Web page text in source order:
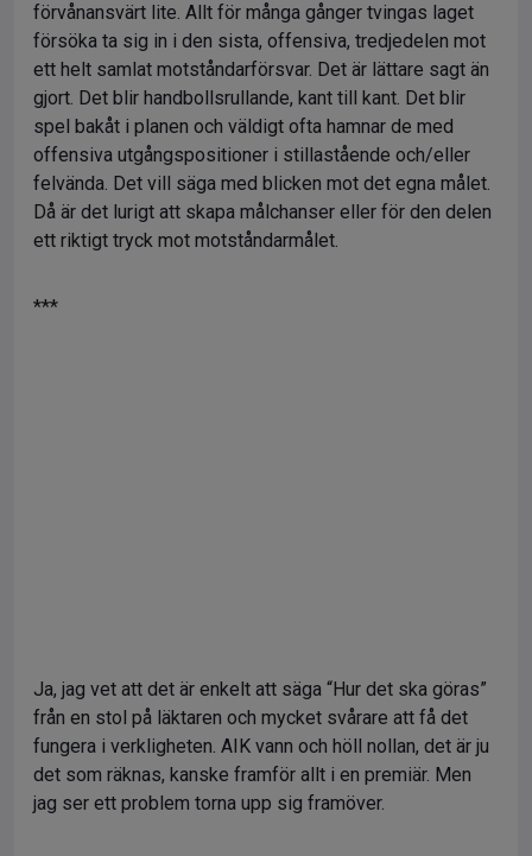
förvånansvärt lite. Allt för många gånger tvingas laget
försöka ta sig in i den sista, offensiva, tredjedelen mot
ett helt samlat motståndarförsvar. Det är lättare sagt än
gjort. Det blir handbollsrullande, kant till kant. Det blir
spel bakåt i planen och väldigt ofta hamnar de med
offensiva utgångspositioner i stillastående och/eller
felvända. Det vill säga med blicken mot det egna målet.
Då är det lurigt att skapa målchanser eller för den delen
ett riktigt tryck mot motståndarmålet.
***
Ja, jag vet att det är enkelt att säga “Hur det ska göras”
från en stol på läktaren och mycket svårare att få det
fungera i verkligheten. AIK vann och höll nollan, det är ju
det som räknas, kanske framför allt i en premiär. Men
jag ser ett problem torna upp sig framöver.